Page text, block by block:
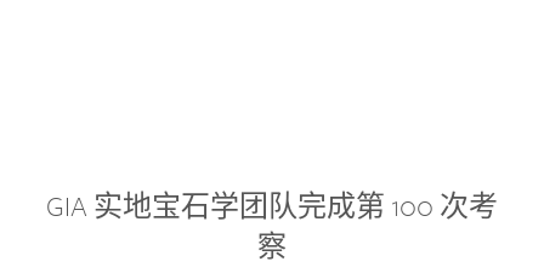
GIA 实地宝石学团队完成第 100 次考
察